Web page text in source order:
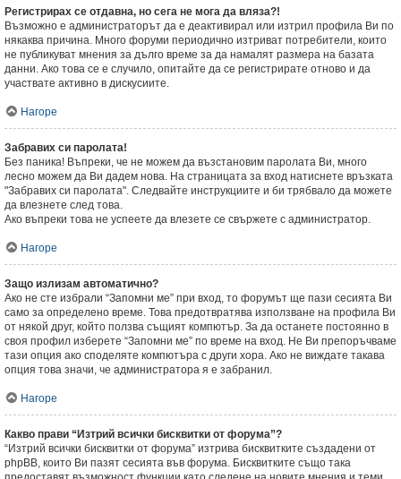
Регистрирах се отдавна, но сега не мога да вляза?!
Възможно е администраторът да е деактивирал или изтрил профила Ви по
някаква причина. Много форуми периодично изтриват потребители, които
не публикуват мнения за дълго време за да намалят размера на базата
данни. Ако това се е случило, опитайте да се регистрирате отново и да
участвате активно в дискусиите.
Нагоре
Забравих си паролата!
Без паника! Въпреки, че не можем да възстановим паролата Ви, много
лесно можем да Ви дадем нова. На страницата за вход натиснете връзката
"Забравих си паролата". Следвайте инструкциите и би трябвало да можете
да влезнете след това.
Ако въпреки това не успеете да влезете се свържете с администратор.
Нагоре
Защо излизам автоматично?
Ако не сте избрали “Запомни ме” при вход, то форумът ще пази сесията Ви
само за определено време. Това предотвратява използване на профила Ви
от някой друг, който ползва същият компютър. За да останете постоянно в
своя профил изберете “Запомни ме” по време на вход. Не Ви препоръчваме
тази опция ако споделяте компютъра с други хора. Ако не виждате такава
опция това значи, че администратора я е забранил.
Нагоре
Какво прави “Изтрий всички бисквитки от форума”?
“Изтрий всички бисквитки от форума” изтрива бисквитките създадени от
phpBB, които Ви пазят сесията във форума. Бисквитките също така